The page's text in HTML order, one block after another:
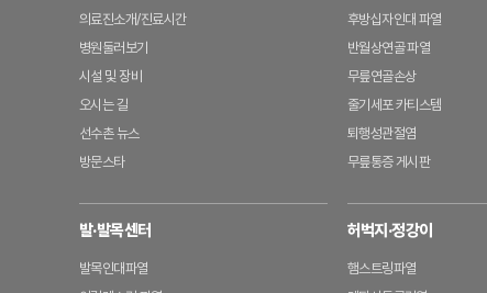
의료진소개/진료시간
병원둘러보기
시설 및 장비
오시는 길
선수촌 뉴스
방문스타
후방십자인대 파열
반월상연골 파열
무릎연골손상
줄기세포 카티스템
퇴행성관절염
무릎통증 게시판
발·발목센터
발목인대파열
허벅지·정강이
햄스트링파열